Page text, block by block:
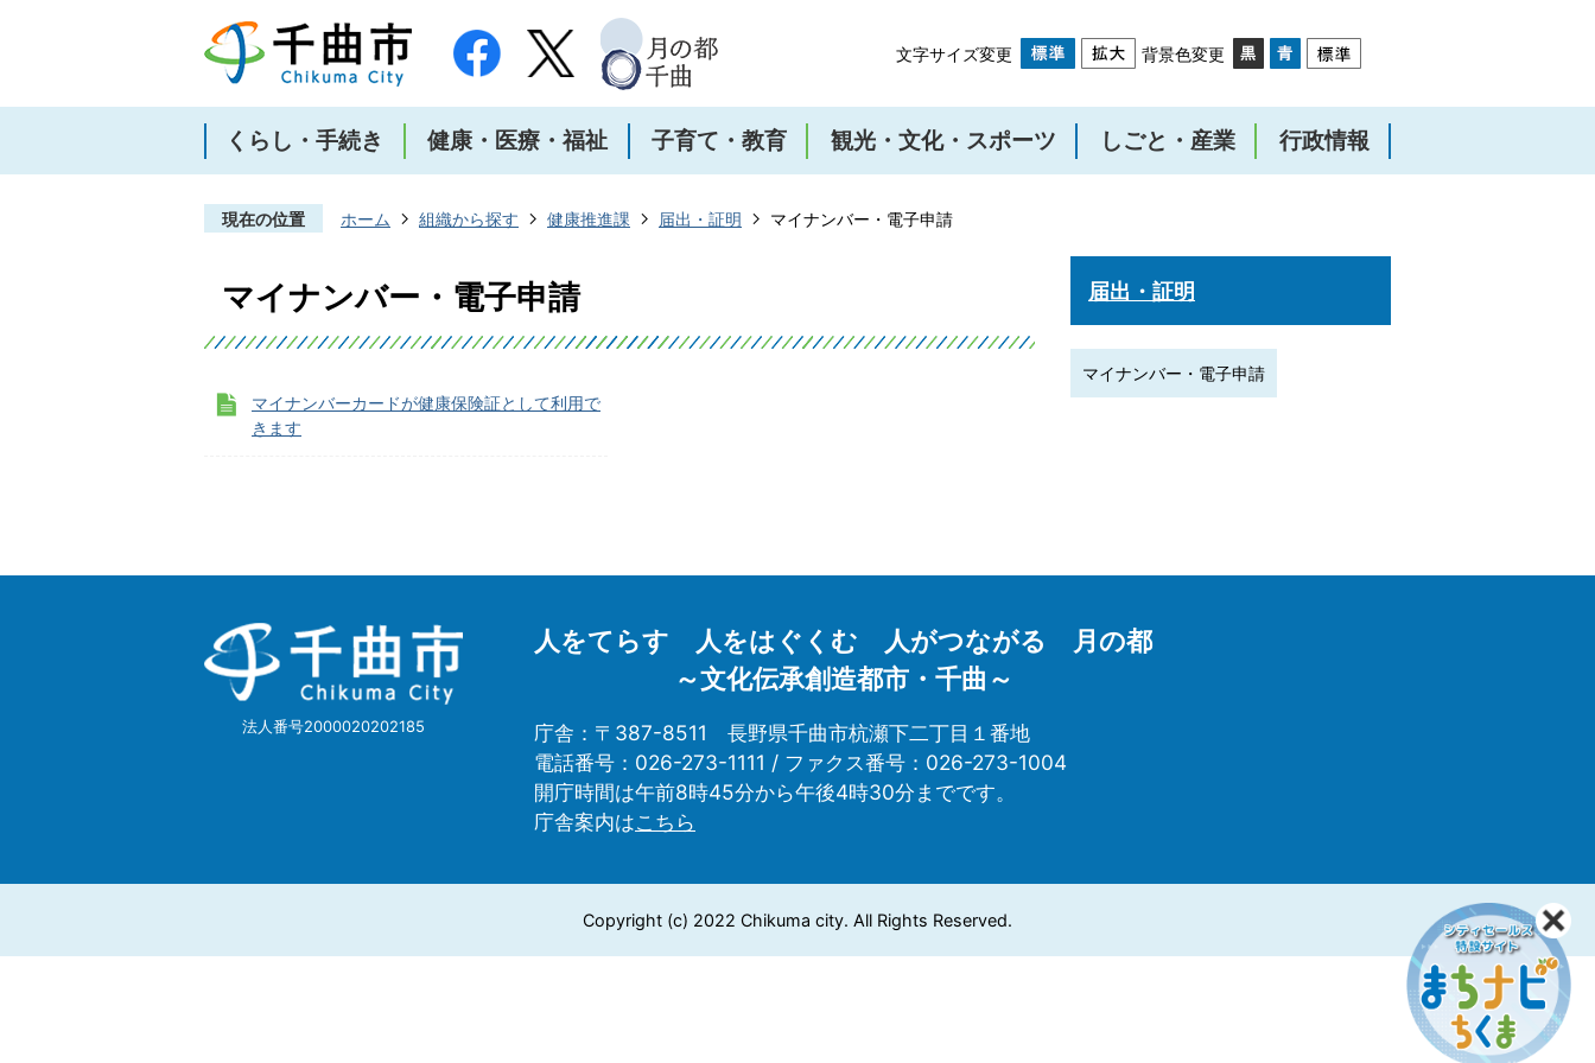
文字サイズ変更 背景色変更
くらし・手続き 健康・医療・福祉 子育て・教育 観光・文化・スポーツ しごと・産業 行政情報
現在の位置 ホーム 組織から探す 健康推進課 届出・証明 マイナンバー・電子申請
マイナンバー・電子申請
マイナンバーカードが健康保険証として利用で
きます
届出・証明
マイナンバー・電子申請
千
曲
市
Chikuma
法人番号2000020202185
人をてらす 人をはぐくむ 人がつながる 月の都
～文化伝承創造都市・千曲～
庁舎：〒387-8511
長野県千曲市杭瀬下二丁目１番地
電話番号：026-273-1111 / ファクス番号：026-273-1004
開庁時間は午前8時45分から午後4時30分までです。
庁舎案内はこちら
Copyright (c) 2022 Chikuma city. All Rights Reserved.